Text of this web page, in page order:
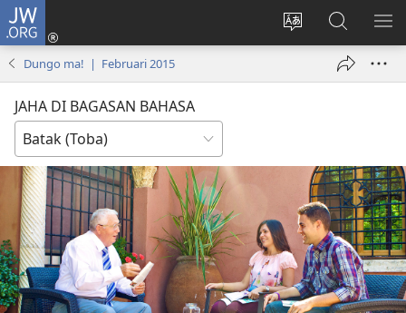
JW.ORG
Ganti
Log
Lului
di
JW.ORG
Dungo ma! | Februari 2015
JAHA DI BAGASAN BAHASA